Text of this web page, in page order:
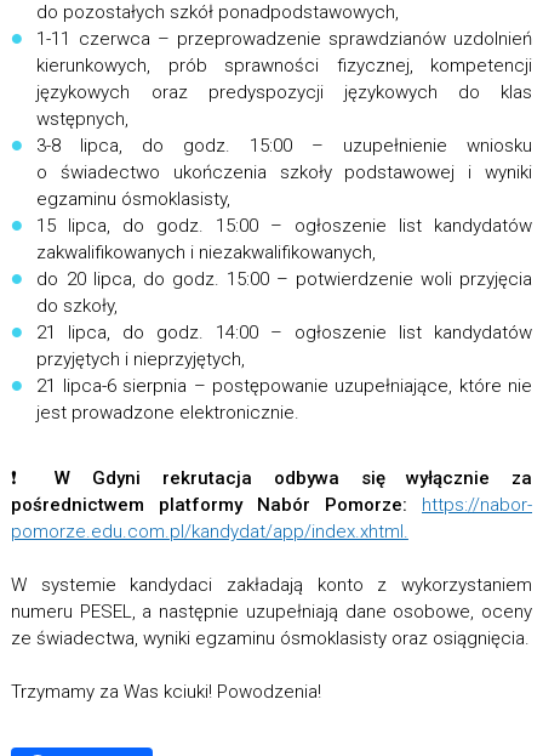
do pozostałych szkół ponadpodstawowych,
1-11 czerwca – przeprowadzenie sprawdzianów uzdolnień
kierunkowych, prób sprawności fizycznej, kompetencji
językowych oraz predyspozycji językowych do klas
wstępnych,
3-8 lipca, do godz. 15:00 – uzupełnienie wniosku
o świadectwo ukończenia szkoły podstawowej i wyniki
egzaminu ósmoklasisty,
15 lipca, do godz. 15:00 – ogłoszenie list kandydatów
zakwalifikowanych i niezakwalifikowanych,
do 20 lipca, do godz. 15:00 – potwierdzenie woli przyjęcia
do szkoły,
21 lipca, do godz. 14:00 – ogłoszenie list kandydatów
przyjętych i nieprzyjętych,
21 lipca-6 sierpnia – postępowanie uzupełniające, które nie
jest prowadzone elektronicznie.
❗️
W Gdyni rekrutacja odbywa się wyłącznie za
pośrednictwem platformy Nabór Pomorze:
https://nabor-
pomorze.edu.com.pl/kandydat/app/index.xhtml.
W systemie kandydaci zakładają konto z wykorzystaniem
numeru PESEL, a następnie uzupełniają dane osobowe, oceny
ze świadectwa, wyniki egzaminu ósmoklasisty oraz osiągnięcia.
Trzymamy za Was kciuki! Powodzenia!